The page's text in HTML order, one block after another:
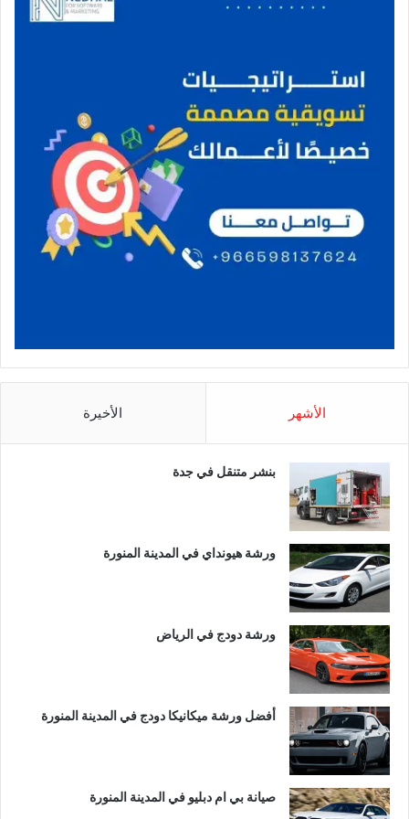
الأشهر الأخيرة
بنشر متنقل في جدة
ورشة هيونداي في المدينة المنورة
ورشة دودج في الرياض
أفضل ورشة ميكانيكا دودج في المدينة المنورة
صيانة بي ام دبليو في المدينة المنورة